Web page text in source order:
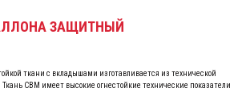
ЗАЩИТНЫЙ
ткани с вкладышами изготавливается из технической
СВМ имеет высокие огнестойкие технические показатели